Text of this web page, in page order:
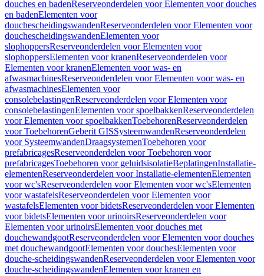
douches en badenReserveonderdelen voor Elementen voor douches
en badenElementen voor
douchescheidingswandenReserveonderdelen voor Elementen voor
douchescheidingswandenElementen voor
slophoppersReserveonderdelen voor Elementen voor
slophoppersElementen voor kranenReserveonderdelen voor
Elementen voor kranenElementen voor was- en
afwasmachinesReserveonderdelen voor Elementen voor was- en
afwasmachinesElementen voor
consolebelastingenReserveonderdelen voor Elementen voor
consolebelastingenElementen voor spoelbakkenReserveonderdelen
voor Elementen voor spoelbakkenToebehorenReserveonderdelen
voor ToebehorenGeberit GISSysteemwandenReserveonderdelen
voor SysteemwandenDraagsystemenToebehoren voor
prefabricagesReserveonderdelen voor Toebehoren voor
prefabricagesToebehoren voor geluidsisolatieBeplatingenInstallatie-
elementenReserveonderdelen voor Installatie-elementenElementen
voor wc'sReserveonderdelen voor Elementen voor wc'sElementen
voor wastafelsReserveonderdelen voor Elementen voor
wastafelsElementen voor bidetsReserveonderdelen voor Elementen
voor bidetsElementen voor urinoirsReserveonderdelen voor
Elementen voor urinoirsElementen voor douches met
douchewandgootReserveonderdelen voor Elementen voor douches
met douchewandgootElementen voor douchesElementen voor
douche-scheidingswandenReserveonderdelen voor Elementen voor
douche-scheidingswandenElementen voor kranen en